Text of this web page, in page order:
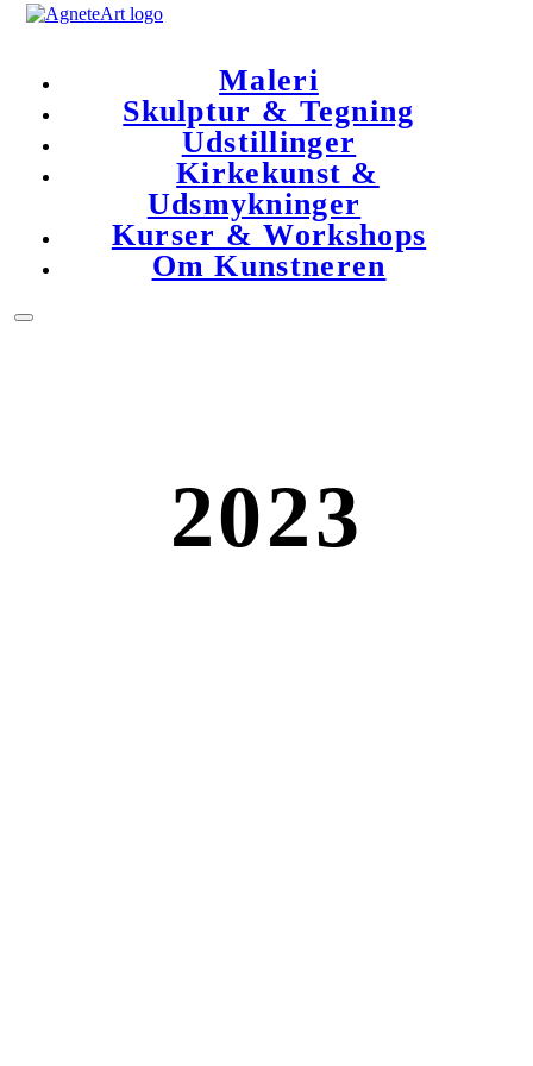
Maleri
Skulptur & Tegning
Udstillinger
Kirkekunst &
Udsmykninger
Kurser & Workshops
Om Kunstneren
2023